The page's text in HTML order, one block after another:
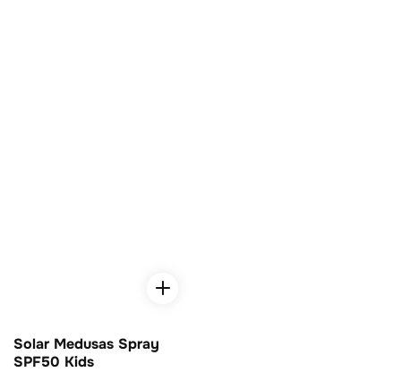
Solar Medusas Spray
SPF50 Kids